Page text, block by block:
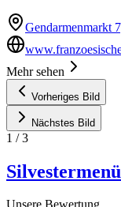
Gendarmenmarkt
Mehr sehen
Vorheriges Bild
Nächstes Bild
1 /3